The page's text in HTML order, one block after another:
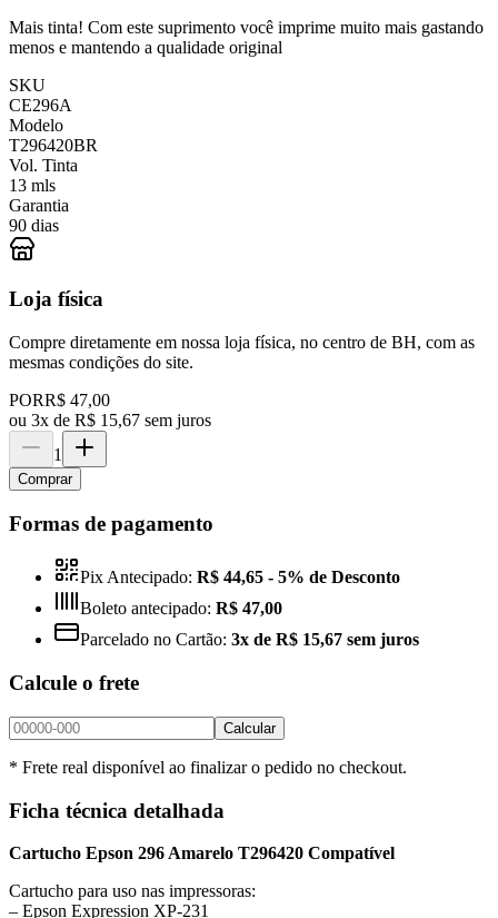
Mais tinta! Com este suprimento você imprime muito mais gastando
menos e mantendo a qualidade original
SKU
CE296A
Modelo
T296420BR
Vol. Tinta
13 mls
Garantia
90 dias
Loja física
Compre diretamente em nossa loja física, no centro de BH, com as
mesmas condições do site.
PORR$ 47,00
ou 3x de R$ 15,67 sem juros
1
Comprar
Formas de pagamento
Pix Antecipado: R$ 44,65 - 5% de Desconto
Boleto antecipado: R$ 47,00
Parcelado no Cartão: 3x de R$ 15,67 sem juros
Calcule o frete
Calcular
* Frete real disponível ao finalizar o pedido no checkout.
Ficha técnica detalhada
Cartucho Epson 296 Amarelo T296420 Compatível
Cartucho para uso nas impressoras:
– Epson Expression XP-231